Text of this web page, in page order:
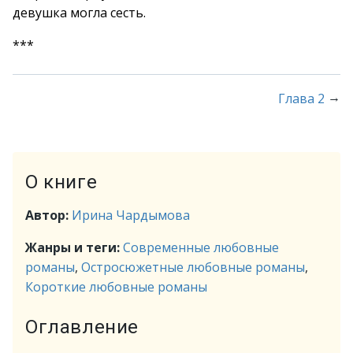
девушка могла сесть.
***
Глава 2 →
О книге
Автор: Ирина Чардымова
Жанры и теги:Современные любовные
романы, Остросюжетные любовные романы,
Короткие любовные романы
Оглавление